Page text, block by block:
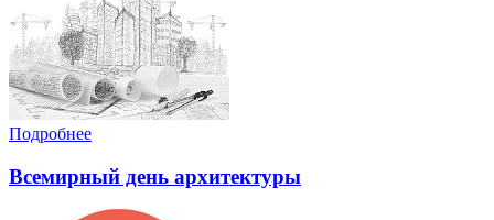
Подробнее
Всемирный день архитектуры